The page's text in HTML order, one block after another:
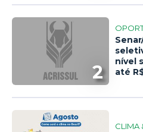
2
nível
até
CLIMA